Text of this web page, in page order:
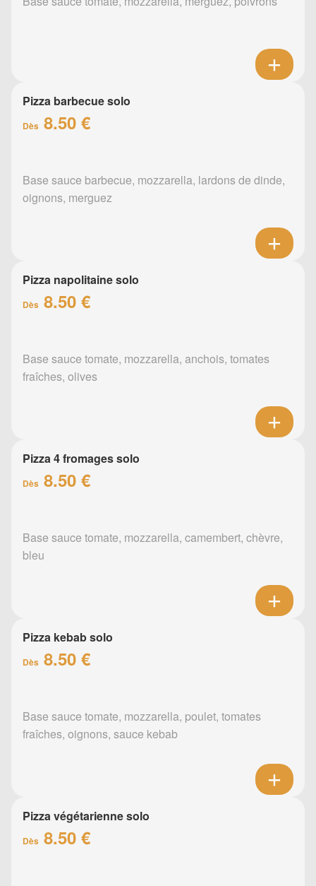
Pizza barbecue solo
Dès 8.50 €
Base sauce barbecue, mozzarella, lardons de dinde,
oignons, merguez
Pizza napolitaine solo
Dès 8.50 €
Base sauce tomate, mozzarella, anchois, tomates
fraîches, olives
Pizza 4 fromages solo
Dès 8.50 €
Base sauce tomate, mozzarella, camembert, chèvre,
bleu
Pizza kebab solo
Dès 8.50 €
Base sauce tomate, mozzarella, poulet, tomates
fraîches, oignons, sauce kebab
Pizza végétarienne solo
Dès 8.50 €